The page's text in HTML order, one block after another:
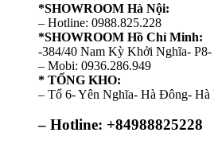
*SHOWROOM Hà Nội:
– Hotline: 0988.825.228
*SHOWROOM Hồ Chí Minh:
-384/40 Nam Kỳ Khởi Nghĩa-
– Mobi: 0936.286.949
* TỔNG KHO:
– Tổ 6- Yên Nghĩa- Hà Đông- Hà
– Hotline: +84988825228